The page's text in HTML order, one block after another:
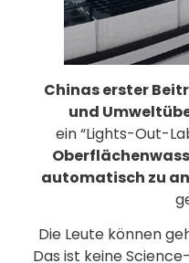
Chinas erster
und
ein “Lights-Out-
automatisch zu
Die Leute können
Das ist keine